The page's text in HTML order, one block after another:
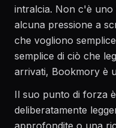
intralcia. Non c'è uno
alcuna pressione a
che vogliono
semplice di ciò che
arrivati, Bookmory è
Il suo punto di forza
deliberatamente
approfondite o una